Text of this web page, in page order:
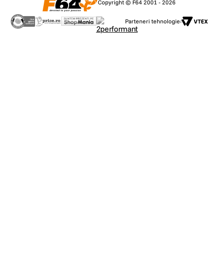
Copyright © F64 2001 - 2026
Parteneri tehnologie: